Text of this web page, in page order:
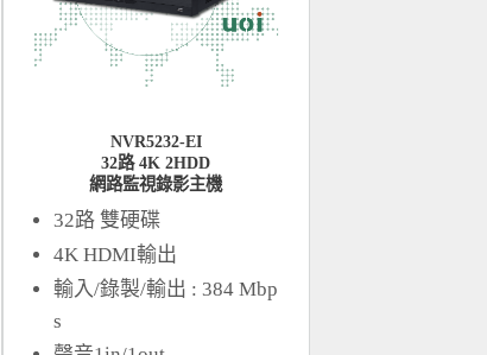
NVR5232-EI
32路 4K 2HDD
網路監視錄影主機
32路 雙硬碟
4K HDMI輸出
輸入/錄製/輸出 : 384 Mbp
s